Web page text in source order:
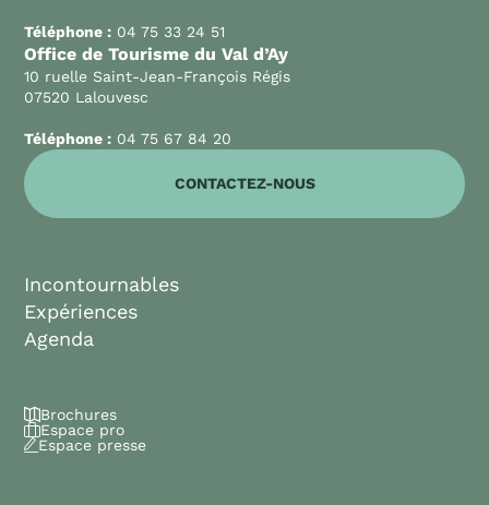
Téléphone : 04 75 33 24 51
Office de Tourisme du Val d’Ay
10 ruelle Saint-Jean-François Régis
07520 Lalouvesc
Téléphone : 04 75 67 84 20
CONTACTEZ-NOUS
Incontournables
Expériences
Agenda
Brochures
Espace pro
Espace presse